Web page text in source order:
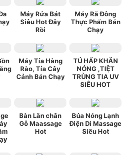
Máy Rửa Bát
Siêu Hot Đây
Rồi
Máy Rã Đông
Thực Phẩm Bán
Chạy
Máy Tỉa Hàng
Rào, Tỉa Cây
Cảnh Bán Chạy
TỦ HẤP KHĂN
NÓNG ,TIỆT
TRÙNG TIA UV
SIÊU HOT
Bàn Lăn chân
Gỗ Maassage
Hot
Búa Nóng Lạnh
Điện Di Massage
Siêu Hot